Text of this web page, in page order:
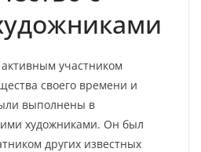
участником
своего времени и
выполнены в
художниками. Он был
других известных